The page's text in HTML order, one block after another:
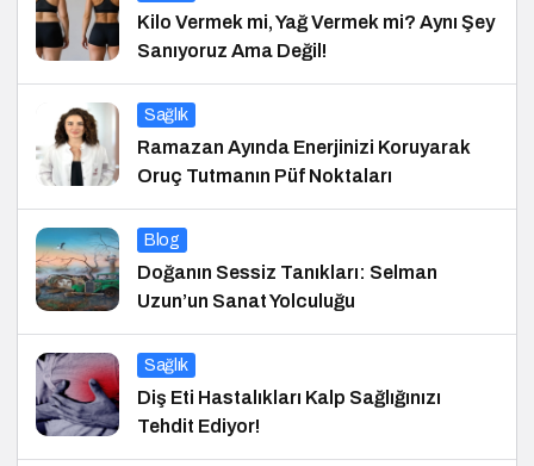
Kilo Vermek mi, Yağ Vermek mi? Aynı Şey
Sanıyoruz Ama Değil!
Sağlık
Ramazan Ayında Enerjinizi Koruyarak
Oruç Tutmanın Püf Noktaları
Blog
Doğanın Sessiz Tanıkları: Selman
Uzun’un Sanat Yolculuğu
Sağlık
Diş Eti Hastalıkları Kalp Sağlığınızı
Tehdit Ediyor!